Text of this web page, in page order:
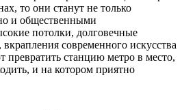
то они станут не только
и общественными
потолки, долговечные
современного искусства
превратить станцию метро в место,
и на котором приятно